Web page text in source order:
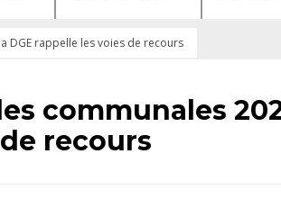
DGE rappelle les voies de recours
communales
recours